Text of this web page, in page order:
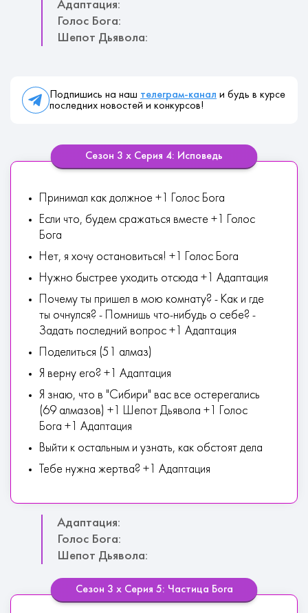
Адаптация:
Голос Бога:
Шепот Дьявола:
Подпишись на наш телеграм-канал и будь в курсе
последних новостей и конкурсов!
Сезон 3 х Серия 4: Исповедь
Принимал как должное +1 Голос Бога
Если что, будем сражаться вместе +1 Голос
Бога
Нет, я хочу остановиться! +1 Голос Бога
Нужно быстрее уходить отсюда +1 Адаптация
Почему ты пришел в мою комнату? - Как и где
ты очнулся? - Помнишь что-нибудь о себе? -
Задать последний вопрос +1 Адаптация
Поделиться (51 алмаз)
Я верну его? +1 Адаптация
Я знаю, что в "Сибири" вас все остерегались
(69 алмазов) +1 Шепот Дьявола +1 Голос
Бога +1 Адаптация
Выйти к остальным и узнать, как обстоят дела
Тебе нужна жертва? +1 Адаптация
Адаптация:
Голос Бога:
Шепот Дьявола:
Сезон 3 х Серия 5: Частица Бога